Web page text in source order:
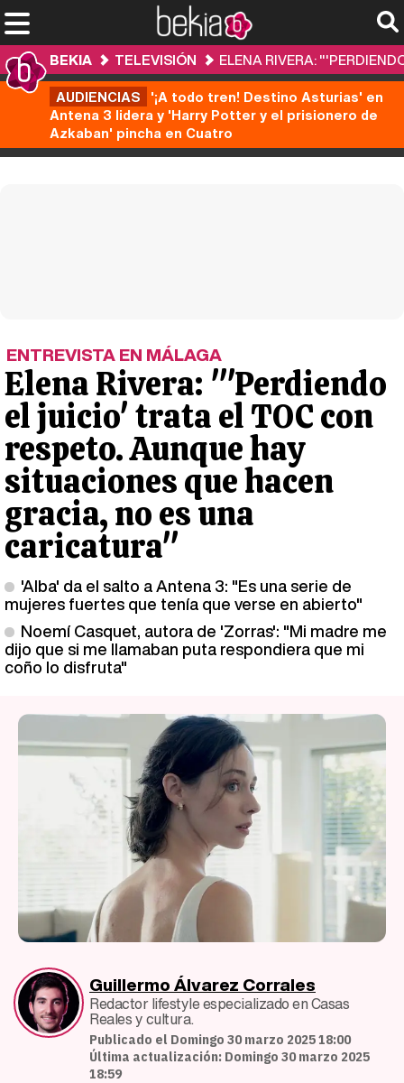
BEKIA TELEVISIÓN
ELENA RIVERA:
AUDIENCIAS '¡A todo tren! Destino Asturias' en
Antena 3 lidera y 'Harry Potter y el prisionero de
Azkaban' pincha en Cuatro
ENTREVISTA EN MÁLAGA
Elena Rivera: "'Perdiendo
el juicio' trata el TOC con
respeto. Aunque hay
situaciones que hacen
gracia, no es una
caricatura"
'Alba' da el salto a Antena 3: "Es una serie de
mujeres fuertes que tenía que verse en abierto"
Noemí Casquet, autora de 'Zorras': "Mi madre me
dijo que si me llamaban puta respondiera que mi
coño lo disfruta"
Guillermo Álvarez Corrales
Redactor lifestyle especializado en Casas
Reales y cultura.
Publicado el Domingo 30 marzo 2025 18:00
Última actualización: Domingo 30 marzo 2025
18:59